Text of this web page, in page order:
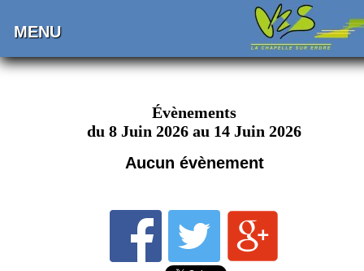
MENU
Évènements
du 8 Juin 2026 au 14 Juin 2026
Aucun évènement